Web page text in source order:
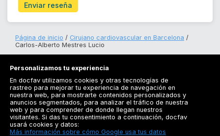
Enviar reseña
Página de inicio
Cirujano cardiovascular en Barcelona
Carlos-Alberto Mestres Lucio
Registrarse
Docfav
Personalizamos tu experiencia
En docfav utilizamos cookies y otras tecnologías de
rastreo para mejorar tu experiencia de navegación en
nuestra web, para mostrarte contenidos personalizados y
anuncios segmentados, para analizar el tráfico de nuestra
web y para comprender de donde llegan nuestros
visitantes. Si das tu consentimiento a continuación, docfav
usará cookies y datos:
Más información sobre cómo Google usa tus datos